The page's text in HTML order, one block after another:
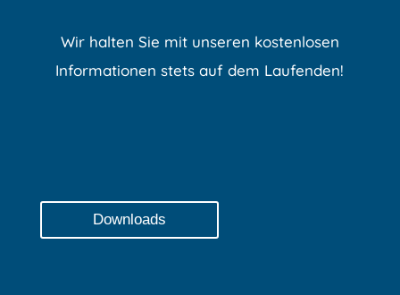
Wir halten Sie mit unseren kostenlosen
Informationen stets auf dem Laufenden!
Downloads